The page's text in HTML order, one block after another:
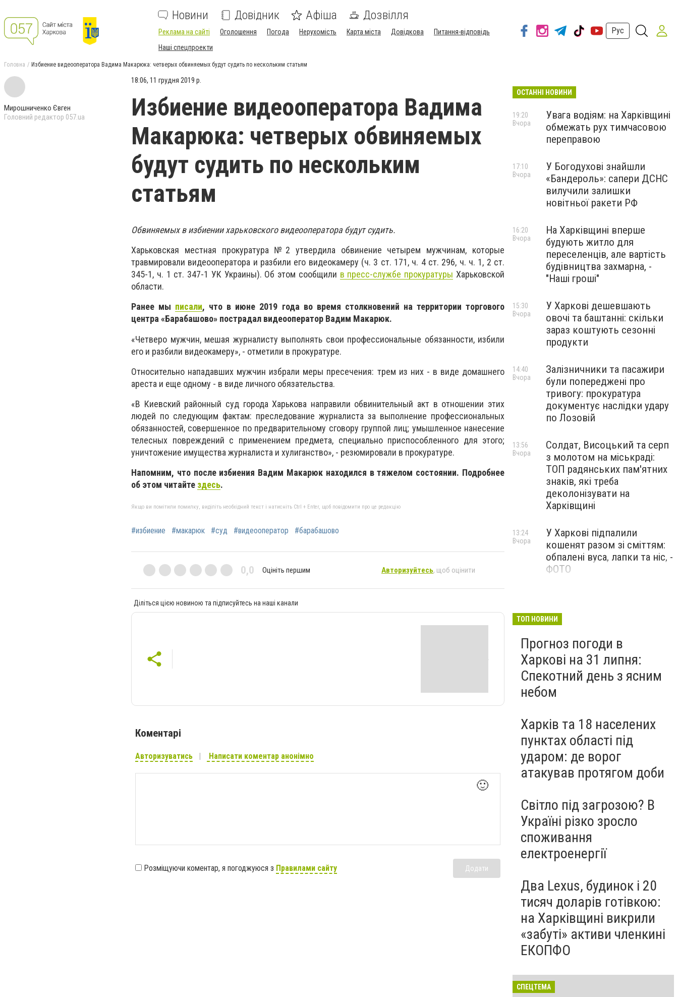
Новини Довідник Афіша Дозвілля
Реклама на сайті Оголошення Погода Нерухомість Карта міста Довідкова
Питання-відповідь
Наші спецпроекти
Рус
Головна Избиение видеооператора Вадима Макарюка: четверых обвиняемых будут судить по нескольким статьям
Мирошниченко Євген
Головний редактор 057.ua
18:06, 11 грудня 2019 р.
Избиение видеооператора Вадима
Макарюка: четверых обвиняемых
будут судить по нескольким
статьям
Обвиняемых в избиении харьковского видеооператора будут судить.
Харьковская местная прокуратура №2 утвердила обвинение четырем мужчинам, которые
травмировали видеооператора и разбили его видеокамеру (ч. 3 ст. 171, ч. 4 ст. 296, ч. ч. 1, 2 ст.
345-1, ч. 1 ст. 347-1 УК Украины). Об этом сообщили в пресс-службе прокуратуры Харьковской
области.
Ранее мы писали, что в июне 2019 года во время столкновений на территории торгового
центра «Барабашово» пострадал видеооператор Вадим Макарюк.
«Четверо мужчин, мешая журналисту выполнять свои профессиональные обязанности, избили
его и разбили видеокамеру», - отметили в прокуратуре.
Относительно нападавших мужчин избрали меры пресечения: трем из них - в виде домашнего
ареста и еще одному - в виде личного обязательства.
«В Киевский районный суд города Харькова направили обвинительный акт в отношении этих
людей по следующим фактам: преследование журналиста за выполнение профессиональных
обязанностей, совершенное по предварительному сговору группой лиц; умышленное нанесение
телесных повреждений с применением предмета, специально приспособленного для этого;
уничтожение имущества журналиста и хулиганство», - резюмировали в прокуратуре.
Напомним, что после избиения Вадим Макарюк находился в тяжелом состоянии. Подробнее
об этом читайте здесь.
Якщо ви помітили помилку, виділіть необхідний текст і натисніть Ctrl + Enter, щоб повідомити про це редакцію
#избиение #макарюк #суд #видеооператор #барабашово
0,0 Оцініть першим Авторизуйтесь, щоб оцінити
Діліться цією новиною та підписуйтесь на наші канали
Коментарі
Авторизуватись Написати коментар анонімно
🙂
Розміщуючи коментар, я погоджуюся з Правилами сайту Додати
ОСТАННІ НОВИНИ
Увага водіям: на Харківщині
обмежать рух тимчасовою
переправою
19:20
Вчора
У Богодухові знайшли
«Бандероль»: сапери ДСНС
вилучили залишки
новітньої ракети РФ
17:10
Вчора
На Харківщині вперше
будують житло для
переселенців, але вартість
будівництва захмарна, -
"Наші гроші"
16:20
Вчора
У Харкові дешевшають
овочі та баштанні: скільки
зараз коштують сезонні
продукти
15:30
Вчора
Залізничники та пасажири
були попереджені про
тривогу: прокуратура
документує наслідки удару
по Лозовій
14:40
Вчора
Солдат, Висоцький та серп
з молотом на міськраді:
ТОП радянських пам'ятних
знаків, які треба
деколонізувати на
Харківщині
13:56
Вчора
У Харкові підпалили
кошенят разом зі сміттям:
обпалені вуса, лапки та ніс, -
ФОТО
13:24
Вчора
схему торгівлі впливом
ТОП НОВИНИ
Прогноз погоди в
Харкові на 31 липня:
Спекотний день з ясним
небом
Харків та 18 населених
пунктах області під
ударом: де ворог
атакував протягом доби
Світло під загрозою? В
Україні різко зросло
споживання
електроенергії
Два Lexus, будинок і 20
тисяч доларів готівкою:
на Харківщині викрили
«забуті» активи членкині
ЕКОПФО
СПЕЦТЕМА